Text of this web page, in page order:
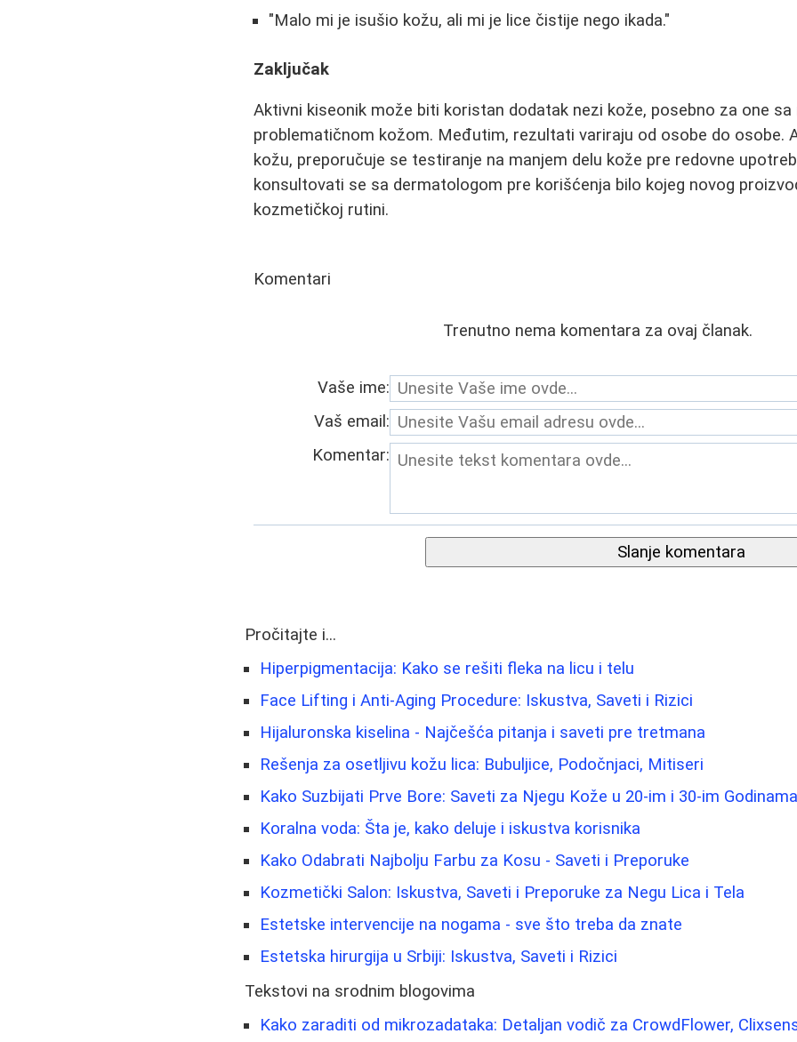
"Malo mi je isušio kožu, ali mi je lice čistije nego ikada."
Zaključak
Aktivni kiseonik može biti koristan dodatak nezi kože, posebno za one sa
problematičnom kožom. Međutim, rezultati variraju od osobe do osobe.
kožu, preporučuje se testiranje na manjem delu kože pre redovne
konsultovati se sa dermatologom pre korišćenja bilo kojeg novog
kozmetičkoj rutini.
Komentari
Trenutno nema komentara za ovaj članak.
Vaše ime:
Vaš email:
Komentar:
Slanje komentara
Pročitajte i...
Hiperpigmentacija: Kako se rešiti fleka na licu i telu
Face Lifting i Anti-Aging Procedure: Iskustva, Saveti i Rizici
Hijaluronska kiselina - Najčešća pitanja i saveti pre tretmana
Rešenja za osetljivu kožu lica: Bubuljice, Podočnjaci, Mitiseri
Kako Suzbijati Prve Bore: Saveti za Njegu Kože u 20-im i 30-im Godinama
Koralna voda: Šta je, kako deluje i iskustva korisnika
Kako Odabrati Najbolju Farbu za Kosu - Saveti i Preporuke
Kozmetički Salon: Iskustva, Saveti i Preporuke za Negu Lica i Tela
Estetske intervencije na nogama - sve što treba da znate
Estetska hirurgija u Srbiji: Iskustva, Saveti i Rizici
Tekstovi na srodnim blogovima
Kako zaraditi od mikrozadataka: Detaljan vodič za CrowdFlower,